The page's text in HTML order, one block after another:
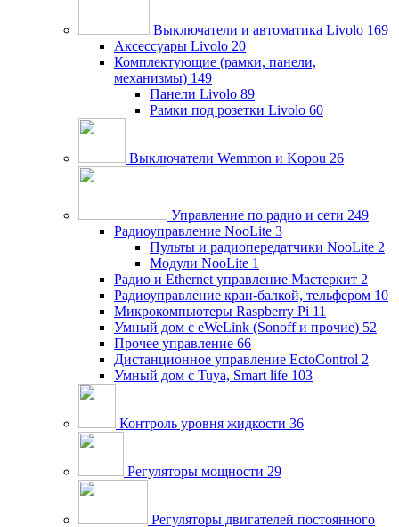
Выключатели и автоматика Livolo 169
Аксессуары Livolo 20
Комплектующие (рамки, панели,
механизмы) 149
Панели Livolo 89
Рамки под розетки Livolo 60
Выключатели Wemmon и Kopou 26
Управление по радио и сети 249
Радиоуправление NooLite 3
Пульты и радиопередатчики NooLite 2
Модули NooLite 1
Радио и Ethernet управление Мастеркит 2
Радиоуправление кран-балкой, тельфером 10
Микрокомпьютеры Raspberry Pi 11
Умный дом c eWeLink (Sonoff и прочие) 52
Прочее управление 66
Дистанционное управление EctoControl 2
Умный дом с Tuya, Smart life 103
Контроль уровня жидкости 36
Регуляторы мощности 29
Регуляторы двигателей постоянного